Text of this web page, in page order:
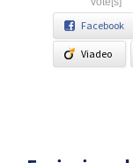
Facebook
Viadeo